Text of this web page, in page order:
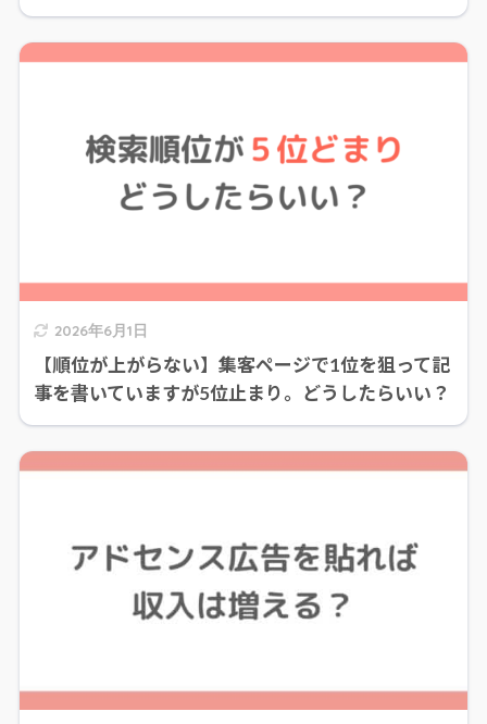
2026年6月1日
【順位が上がらない】集客ページで1位を狙って記
事を書いていますが5位止まり。どうしたらいい？